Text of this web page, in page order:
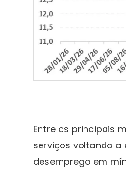
Entre os principais
serviços voltando a
desemprego em